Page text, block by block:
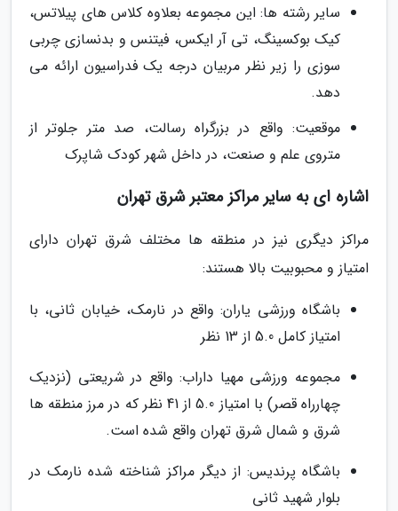
سایر رشته ها: این مجموعه بعلاوه کلاس های پیلاتس،
کیک بوکسینگ، تی آر ایکس، فیتنس و بدنسازی چربی
سوزی را زیر نظر مربیان درجه یک فدراسیون ارائه می
دهد.
موقعیت: واقع در بزرگراه رسالت، صد متر جلوتر از
متروی علم و صنعت، در داخل شهر کودک شاپرک
اشاره ای به سایر مراکز معتبر شرق تهران
مراکز دیگری نیز در منطقه ها مختلف شرق تهران دارای
امتیاز و محبوبیت بالا هستند:
باشگاه ورزشی یاران: واقع در نارمک، خیابان ثانی، با
امتیاز کامل 5.0 از 13 نظر
مجموعه ورزشی مهیا داراب: واقع در شریعتی (نزدیک
چهارراه قصر) با امتیاز 5.0 از 41 نظر که در مرز منطقه ها
شرق و شمال شرق تهران واقع شده است.
باشگاه پرندیس: از دیگر مراکز شناخته شده نارمک در
بلوار شهید ثانی